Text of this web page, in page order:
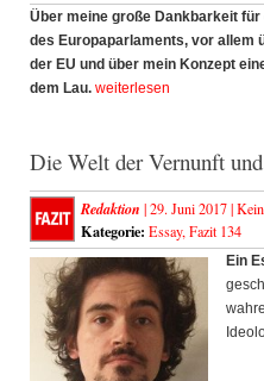
Über meine große Dankbarkeit
des Europaparlaments, vor allem
der EU und über mein Konzept
dem Lau. weiterlesen
Die Welt der Vernunft
Redaktion | 29. Juni 2017 |
Kategorie: Essay, Fazit 134
Ein